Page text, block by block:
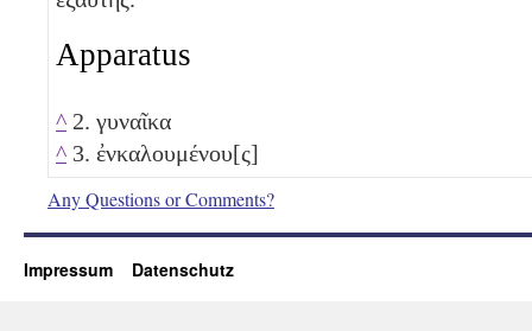
Apparatus
^ 2. γυναῖκα
^ 3. ἐνκαλουμένου[ς]
Any Questions or Comments?
Impressum Datenschutz